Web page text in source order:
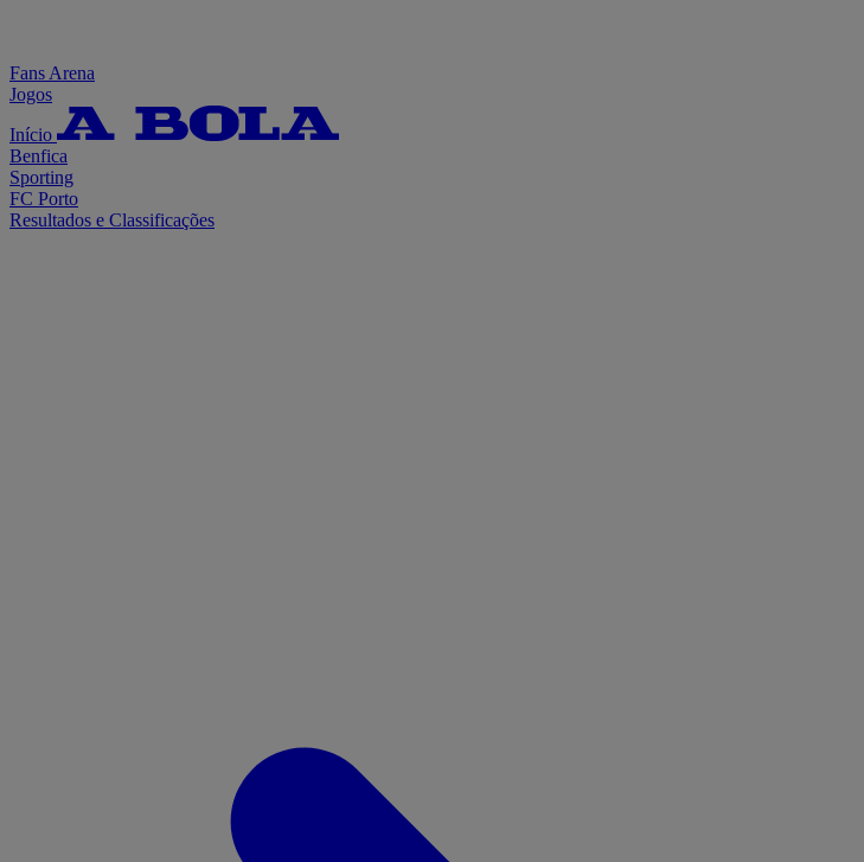
Fans Arena
Jogos
Início
Benfica
Sporting
FC Porto
Resultados e Classificações